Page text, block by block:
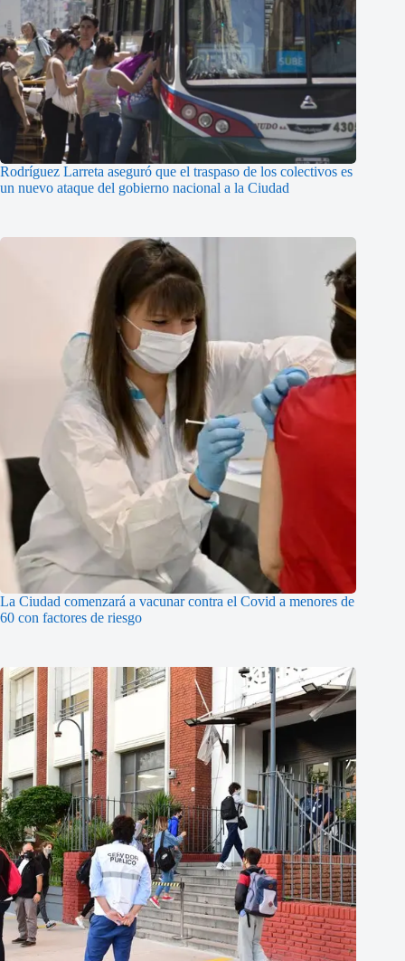
Rodríguez Larreta aseguró que el traspaso de los colectivos es
un nuevo ataque del gobierno nacional a la Ciudad
La Ciudad comenzará a vacunar contra el Covid a menores de
60 con factores de riesgo